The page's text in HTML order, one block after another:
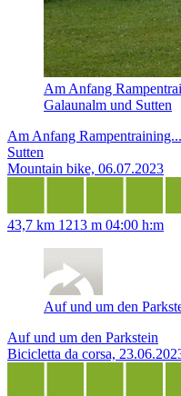
Am Anfang
Galaunalm und Sutten
Am Anfang
Sutten
Mountain bike, 06.07.2023
43,7 km 1213 m 04:00 h:m
Auf und um den
Auf und um den Parkstein
Bicicletta da corsa,